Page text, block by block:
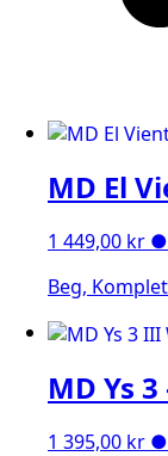
MD El
1 449,00 kr ●
Beg,
MD Ys
1 395,00 kr ●